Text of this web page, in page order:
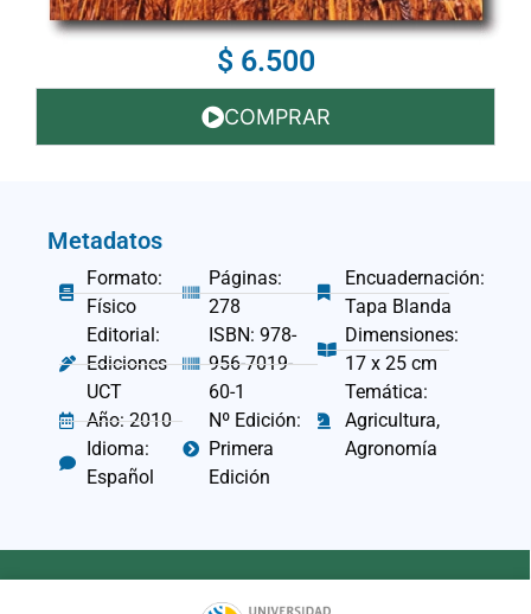
$ 6.500
COMPRAR
Metadatos
Formato:
Físico
Editorial:
Ediciones
UCT
Año: 2010
Idioma:
Español
Páginas:
278
ISBN: 978-
956-7019-
60-1
Nº Edición:
Primera
Edición
Encuadernación:
Tapa Blanda
Dimensiones:
17 x 25 cm
Temática:
Agricultura,
Agronomía